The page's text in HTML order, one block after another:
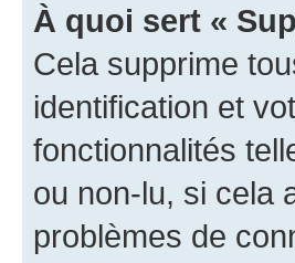
À quoi sert «
Cela supprime
identification et
fonctionnalités
ou non-lu, si cela
problèmes de